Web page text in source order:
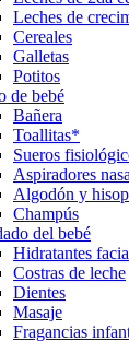
Leches de
Cereales
Galletas
Potitos
de bebé
Bañera
Toallitas*
Sueros
Aspiradores
Algodón y
Champús
del bebé
Hidratantes
Costras de leche
Dientes
Masaje
Fragancias